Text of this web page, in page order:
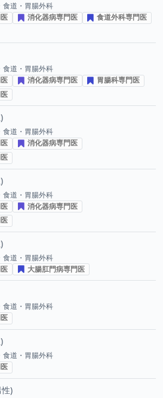
食道・胃腸外科
消化器病専門医
食道外科専門医
食道・胃腸外科
消化器病専門医
胃腸科専門医
食道・胃腸外科
消化器病専門医
食道・胃腸外科
消化器病専門医
食道・胃腸外科
大腸肛門病専門医
食道・胃腸外科
食道・胃腸外科